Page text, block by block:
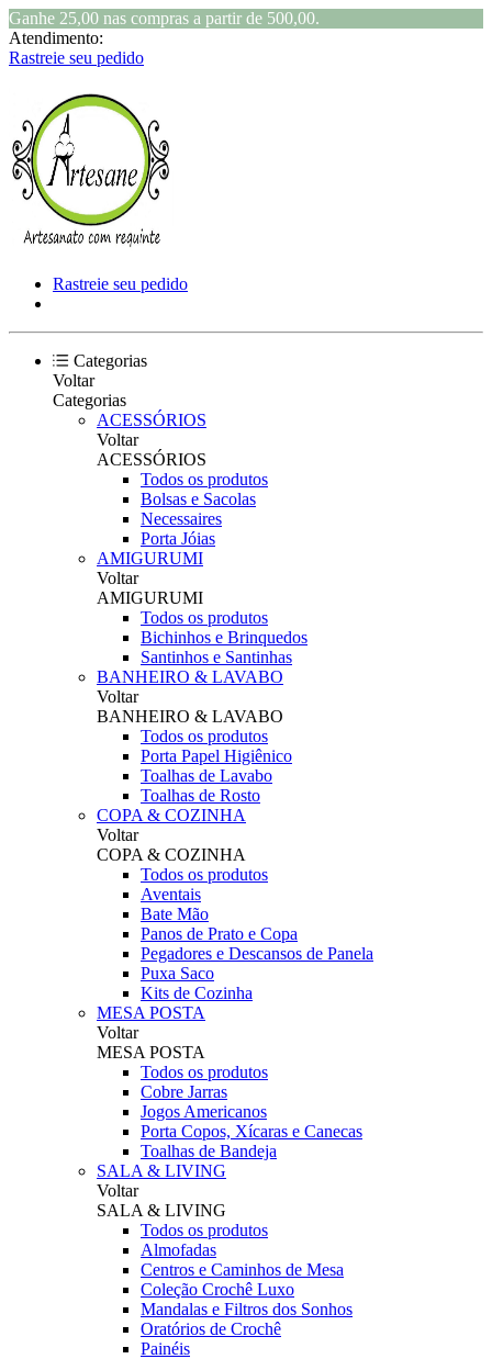
Ganhe 25,00 nas compras a partir de 500,00.
Atendimento:
Rastreie seu pedido
Rastreie seu pedido
Categorias
Voltar
Categorias
ACESSÓRIOS
Voltar
ACESSÓRIOS
Todos os produtos
Bolsas e Sacolas
Necessaires
Porta Jóias
AMIGURUMI
Voltar
AMIGURUMI
Todos os produtos
Bichinhos e Brinquedos
Santinhos e Santinhas
BANHEIRO & LAVABO
Voltar
BANHEIRO & LAVABO
Todos os produtos
Porta Papel Higiênico
Toalhas de Lavabo
Toalhas de Rosto
COPA & COZINHA
Voltar
COPA & COZINHA
Todos os produtos
Aventais
Bate Mão
Panos de Prato e Copa
Pegadores e Descansos de Panela
Puxa Saco
Kits de Cozinha
MESA POSTA
Voltar
MESA POSTA
Todos os produtos
Cobre Jarras
Jogos Americanos
Porta Copos, Xícaras e Canecas
Toalhas de Bandeja
SALA & LIVING
Voltar
SALA & LIVING
Todos os produtos
Almofadas
Centros e Caminhos de Mesa
Coleção Crochê Luxo
Mandalas e Filtros dos Sonhos
Oratórios de Crochê
Painéis